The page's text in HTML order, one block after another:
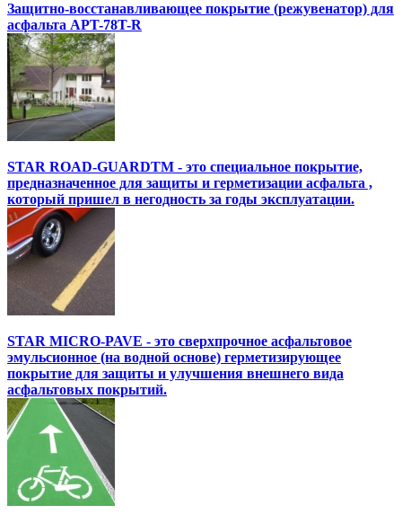
Защитно-восстанавливающее покрытие (режувенатор) для
асфальта APT-78T-R
STAR ROAD-GUARDTM - это специальное покрытие,
предназначенное для защиты и герметизации асфальта ,
который пришел в негодность за годы эксплуатации.
STAR MICRO-PAVE - это сверхпрочное асфальтовое
эмульсионное (на водной основе) герметизирующее
покрытие для защиты и улучшения внешнего вида
асфальтовых покрытий.